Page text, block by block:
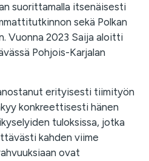
suorittamalla itsenäisesti
sekä Polkan
Vuonna 2023 Saija aloitti
Pohjois-Karjalan
erityisesti tiimityön
konkreettisesti hänen
tuloksissa, jotka
kahden viime
ovat